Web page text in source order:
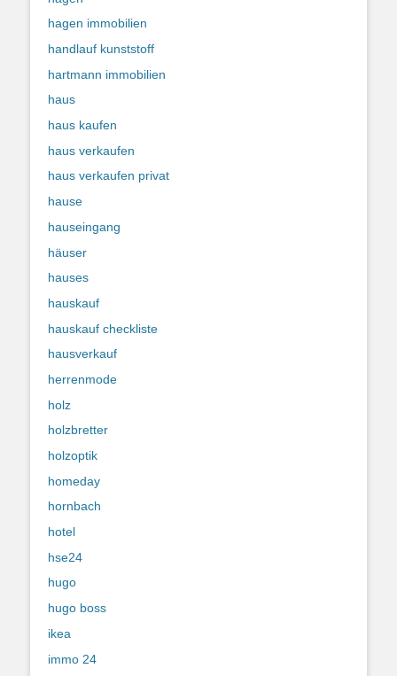
hagen immobilien
handlauf kunststoff
hartmann immobilien
haus
haus kaufen
haus verkaufen
haus verkaufen privat
hause
hauseingang
häuser
hauses
hauskauf
hauskauf checkliste
hausverkauf
herrenmode
holz
holzbretter
holzoptik
homeday
hornbach
hotel
hse24
hugo
hugo boss
ikea
immo 24